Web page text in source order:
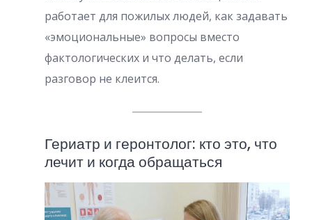
работает для пожилых людей, как задавать
«эмоциональные» вопросы вместо
фактологических и что делать, если
разговор не клеится.
Гериатр и геронтолог: кто это, что
лечит и когда обращаться